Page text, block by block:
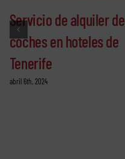
Servicio de alquiler de
coches en hoteles de
Tenerife
abril 6th, 2024